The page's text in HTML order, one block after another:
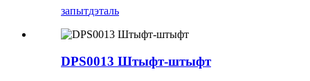
запытдэталь
DPS0013 Штыфт-штыфт